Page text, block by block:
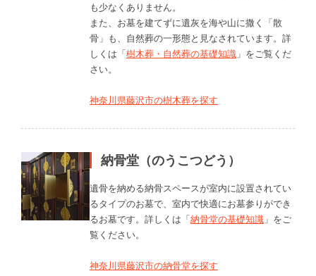
も少なくありません。
また、お墓を建てずに遺灰を海や山に撒く「散
骨」も、自然葬の一形態と見なされています。詳
しくは「樹木葬・自然葬の基礎知識 」をご覧くだ
さい。
神奈川県藤沢市の樹木葬を探す
納骨堂（のうこつどう）
遺骨を納める納骨スペースが室内に設置されてい
るタイプのお墓で、室内で快適にお墓参りができ
るお墓です。詳しくは「納骨堂の基礎知識 」をご
覧ください。
神奈川県藤沢市の納骨堂を探す